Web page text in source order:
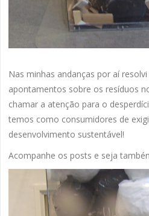
Nas minhas andanças por aí
apontamentos sobre os resíduos
chamar a atenção para o
temos como consumidores de
desenvolvimento sustentável!
Acompanhe os posts e seja